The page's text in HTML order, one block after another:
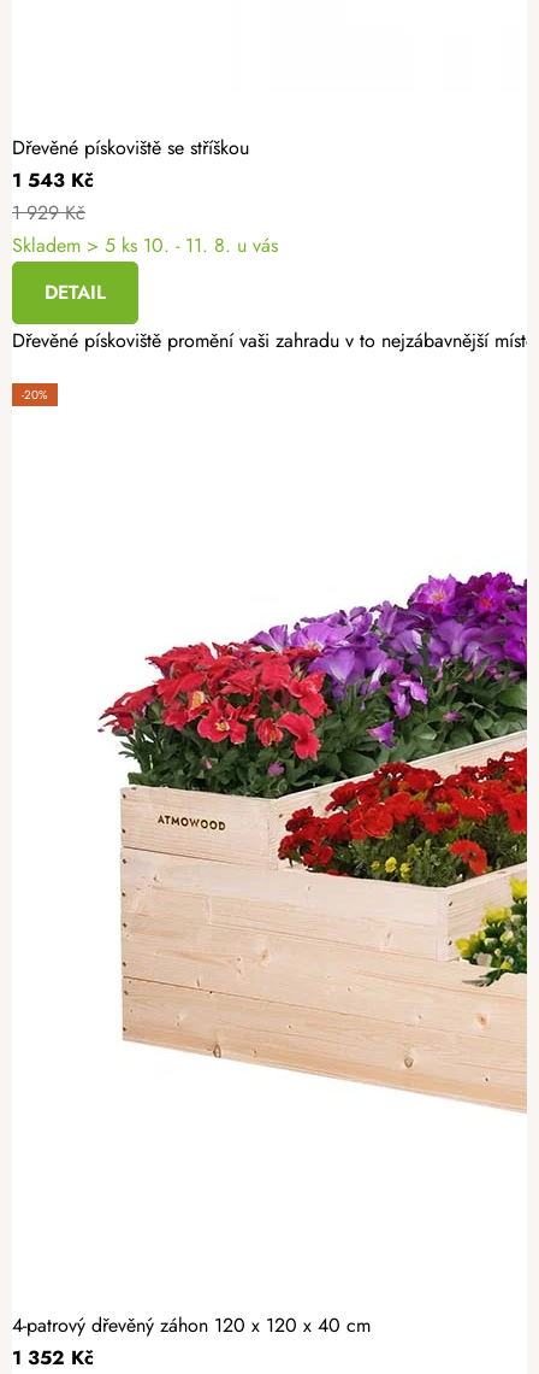
Dřevěné pískoviště se stříškou
1 543 Kč
1 929 Kč
Skladem > 5 ks 10. - 11. 8. u vás
DETAIL
Dřevěné pískoviště promění vaši zahradu v to nejzábavnější
-20%
4-patrový dřevěný záhon 120 x 120 x 40 cm
1 352 Kč